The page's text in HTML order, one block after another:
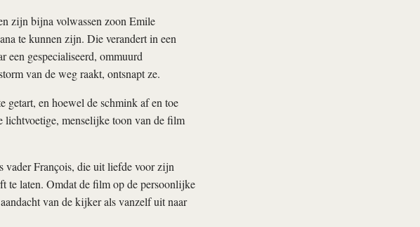
zijn bijna volwassen zoon Emile
te kunnen zijn. Die verandert in een
een gespecialiseerd, ommuurd
van de weg raakt, ontsnapt ze.
getart, en hoewel de schmink af en toe
lichtvoetige, menselijke toon van de film
vader François, die uit liefde voor zijn
te laten. Omdat de film op de persoonlijke
van de kijker als vanzelf uit naar